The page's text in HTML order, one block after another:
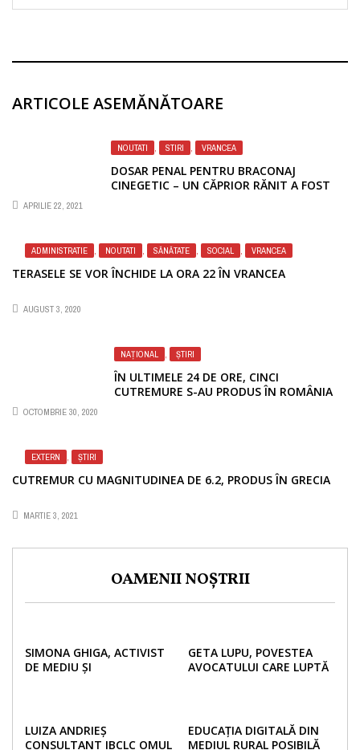
ARTICOLE ASEMĂNĂTOARE
NOUTATI , STIRI , VRANCEA
DOSAR PENAL PENTRU BRACONAJ
CINEGETIC – UN CĂPRIOR RĂNIT A FOST
APRILIE 22, 2021
ADMINISTRATIE , NOUTATI , SĂNĂTATE , SOCIAL , VRANCEA
TERASELE SE VOR ÎNCHIDE LA ORA 22 ÎN VRANCEA
AUGUST 3, 2020
NAȚIONAL ȘTIRI
ÎN ULTIMELE 24 DE ORE, CINCI
CUTREMURE S-AU PRODUS ÎN ROMÂNIA
OCTOMBRIE 30, 2020
EXTERN , ȘTIRI
CUTREMUR CU MAGNITUDINEA DE 6.2, PRODUS ÎN GRECIA
MARTIE 3, 2021
OAMENII NOȘTRII
SIMONA GHIGA, ACTIVIST
DE MEDIU ȘI
VERDE!
GETA LUPU, POVESTEA
AVOCATULUI CARE LUPTĂ
LUIZA ANDRIEȘ
CONSULTANT IBCLC OMUL
EDUCAȚIA DIGITALĂ DIN
MEDIUL RURAL POSIBILĂ